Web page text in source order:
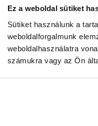
Ez a weboldal sütiket
Sütiket használunk a
weboldalforgalmunk
weboldalhasználatra
számukra vagy az Ön
Kávészünet
Ebéd
Vacsora